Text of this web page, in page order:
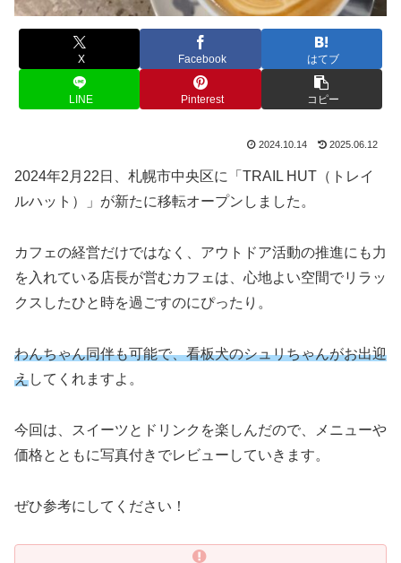
X Facebook はてブ
LINE Pinterest コピー
2024.10.14 2025.06.12
2024年2月22日、札幌市中央区に「TRAIL HUT（トレイ
ルハット）」が新たに移転オープンしました。
カフェの経営だけではなく、アウトドア活動の推進にも力
を入れている店長が営むカフェは、心地よい空間でリラッ
クスしたひと時を過ごすのにぴったり。
わんちゃん同伴も可能で、看板犬のシュリちゃんがお出迎
えしてくれますよ。
今回は、スイーツとドリンクを楽しんだので、メニューや
価格とともに写真付きでレビューしていきます。
ぜひ参考にしてください！